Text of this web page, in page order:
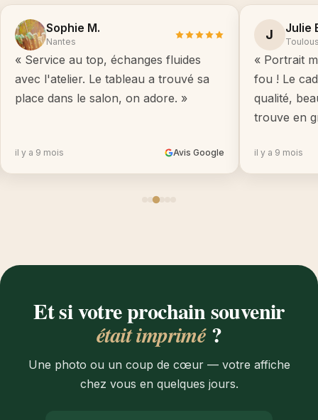
Sophie M.
Nantes
« Service au top, échanges fluides
avec l'atelier. Le tableau a trouvé sa
place dans le salon, on adore. »
il y a 9 mois Avis Google
J Julie
« Portrait
fou ! Le
qualité,
trouve en
il y a 9 mois
Et si votre prochain souvenir
était imprimé?
Une photo ou un coup de cœur — votre affiche
chez vous en quelques jours.